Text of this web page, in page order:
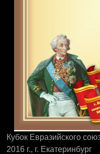
Кубок Евразийского
2016 г., г. Екатеринбург